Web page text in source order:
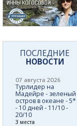
ПОСЛЕДНИЕ
НОВОСТИ
07 августа 2026
Турлидер на
Мадейре - зеленый
остров в океане - 5*
- 10 дней - 11/10 -
20/10
3 места